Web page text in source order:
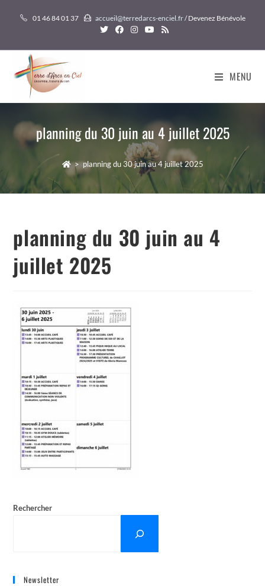
01 46 84 01 37 accueil@terredarcs-enciel.fr/ Devenez Bénévole
MENU
planning du 30 juin au 4 juillet 2025
> planning du 30 juin au 4 juillet 2025
planning du 30 juin au 4
juillet 2025
Rechercher
Newsletter